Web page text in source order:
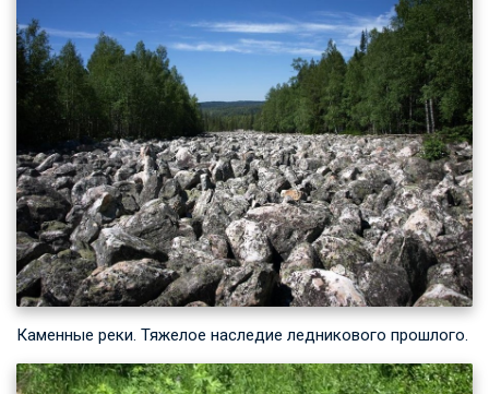
Каменные реки. Тяжелое наследие ледникового прошлого.